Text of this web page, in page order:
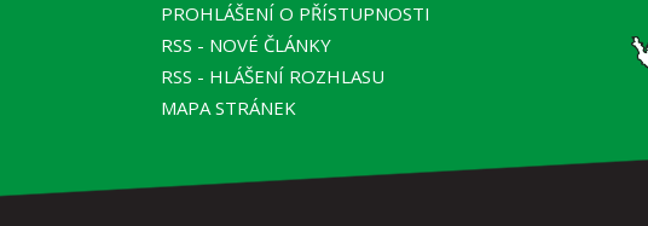
PROHLÁŠENÍ O PŘÍSTUPNOSTI
RSS - NOVÉ ČLÁNKY
RSS - HLÁŠENÍ ROZHLASU
MAPA STRÁNEK